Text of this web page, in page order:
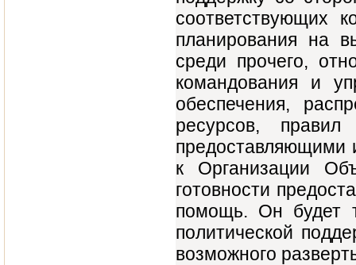
соответствующих
планирования на
среди прочего,
командования и
обеспечения,
ресурсов,
предоставляющими
к Организации
готовности
помощь. Он будет
политической
возможного